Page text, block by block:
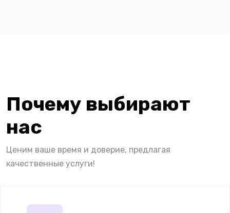
Почему выбирают
нас
Ценим ваше время и доверие, предлагая
качественные услуги!